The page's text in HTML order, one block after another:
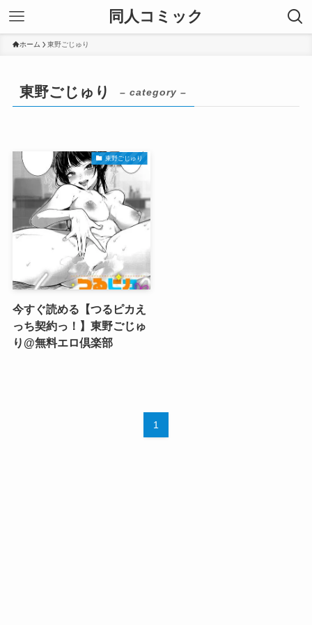
同人コミック
ホーム 東野ごじゅり
東野ごじゅり – category –
東野ごじゅり
今すぐ読める【つるピカえ
っち契約っ！】東野ごじゅ
り@無料エロ倶楽部
1